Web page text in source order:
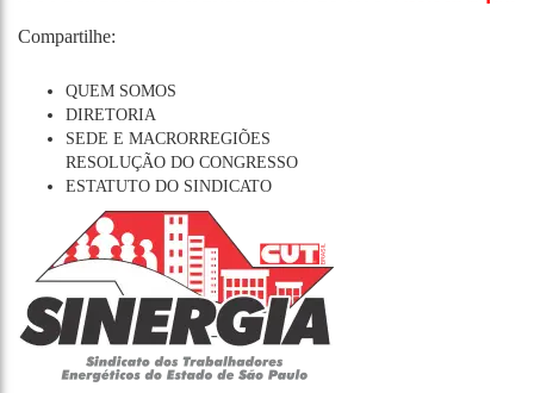
Compartilhe:
QUEM SOMOS
DIRETORIA
SEDE E MACRORREGIÕES
RESOLUÇÃO DO CONGRESSO
ESTATUTO DO SINDICATO